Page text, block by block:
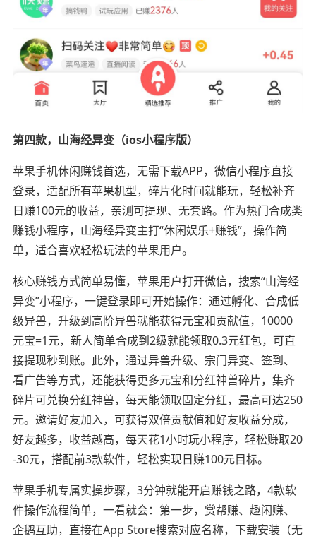
第四款，山海经异变（ios小程序版）
苹果手机休闲赚钱首选，无需下载APP，微信小程序直接
登录，适配所有苹果机型，碎片化时间就能玩，轻松补齐
日赚100元的收益，亲测可提现、无套路。作为热门合成类
赚钱小程序，山海经异变主打“休闲娱乐+赚钱”，操作简
单，适合喜欢轻松玩法的苹果用户。
核心赚钱方式简单易懂，苹果用户打开微信，搜索“山海经
异变”小程序，一键登录即可开始操作：通过孵化、合成低
级异兽，升级到高阶异兽就能获得元宝和贡献值，10000
元宝=1元，新人简单合成到2级就能领取0.3元红包，可直
接提现秒到账。此外，通过异兽升级、宗门异变、签到、
看广告等方式，还能获得更多元宝和分红神兽碎片，集齐
碎片可兑换分红神兽，每天能领取固定分红，最高可达250
元。邀请好友加入，可获得双倍贡献值和好友收益分成，
好友越多，收益越高，每天花1小时玩小程序，轻松赚取20
-30元，搭配前3款软件，轻松实现日赚100元目标。
苹果手机专属实操步骤，3分钟就能开启赚钱之路，4款软
件操作流程简单，一看就会：第一步，赏帮赚、趣闲赚、
企鹅互助，直接在App Store搜索对应名称，下载安装（无